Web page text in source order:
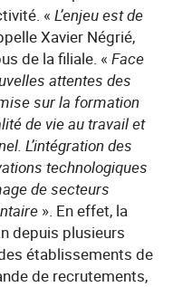
« L’enjeu est de
Xavier Négrié,
de la filiale. « Face
attentes des
sur la formation
de vie au travail et
L’intégration des
technologiques
de secteurs
». En effet, la
depuis plusieurs
établissements de
de recrutements,